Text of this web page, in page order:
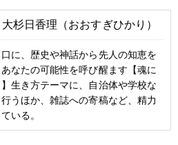
大杉日香理（おおすぎひかり）
に、歴史や神話から先人の知恵を
なたの可能性を呼び醒ます【魂に
生き方テーマに、自治体や学校な
うほか、雑誌への寄稿など、精力
いる。